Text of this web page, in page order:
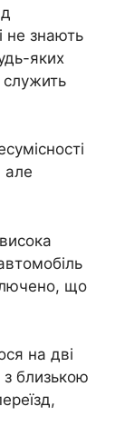
не знають
яких
служить
але
що
на дві
з близькою